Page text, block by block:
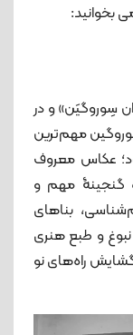
بخوانید:
«آنتوان سِوروگیَن» و در
سوروگین مهم‌ترین
عکاس معروف
گنجینۀ مهم و
بناهای
نبوغ و طبع هنری
راه‌های نو